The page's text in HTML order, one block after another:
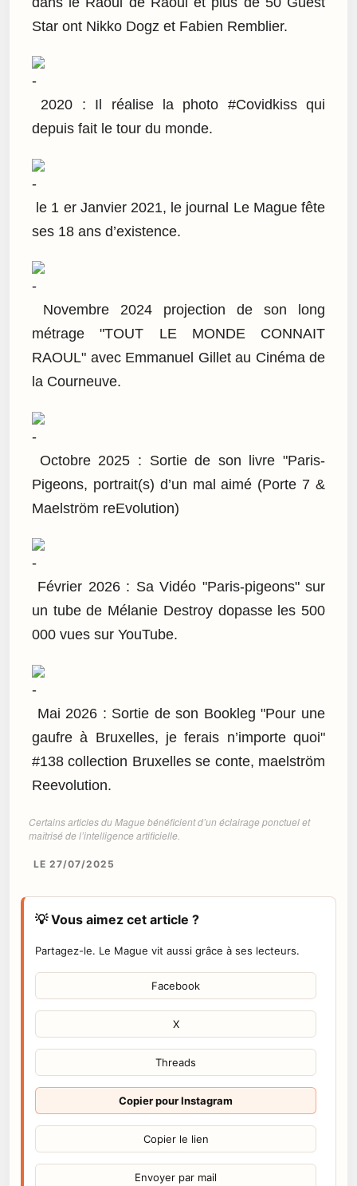
Star ont Nikko Dogz et Fabien Remblier.
2020 : Il réalise la photo #Covidkiss qui
depuis fait le tour du monde.
le 1 er Janvier 2021, le journal Le Mague fête
ses 18 ans d’existence.
Novembre 2024 projection de son long
métrage "TOUT LE MONDE CONNAIT
RAOUL" avec Emmanuel Gillet au Cinéma de
la Courneuve.
Octobre 2025 : Sortie de son livre "Paris-
Pigeons, portrait(s) d’un mal aimé (Porte 7 &
Maelström reEvolution)
Février 2026 : Sa Vidéo "Paris-pigeons" sur
un tube de Mélanie Destroy dopasse les 500
000 vues sur YouTube.
Mai 2026 : Sortie de son Bookleg "Pour une
gaufre à Bruxelles, je ferais n’importe quoi"
#138 collection Bruxelles se conte, maelström
Reevolution.
Certains articles du Mague bénéficient d’un éclairage ponctuel et
maîtrisé de l’intelligence artificielle.
LE 27/07/2025
💡 Vous aimez cet article ?
Partagez-le. Le Mague vit aussi grâce à ses lecteurs.
Facebook
X
Threads
Copier pour Instagram
Copier le lien
Envoyer par mail